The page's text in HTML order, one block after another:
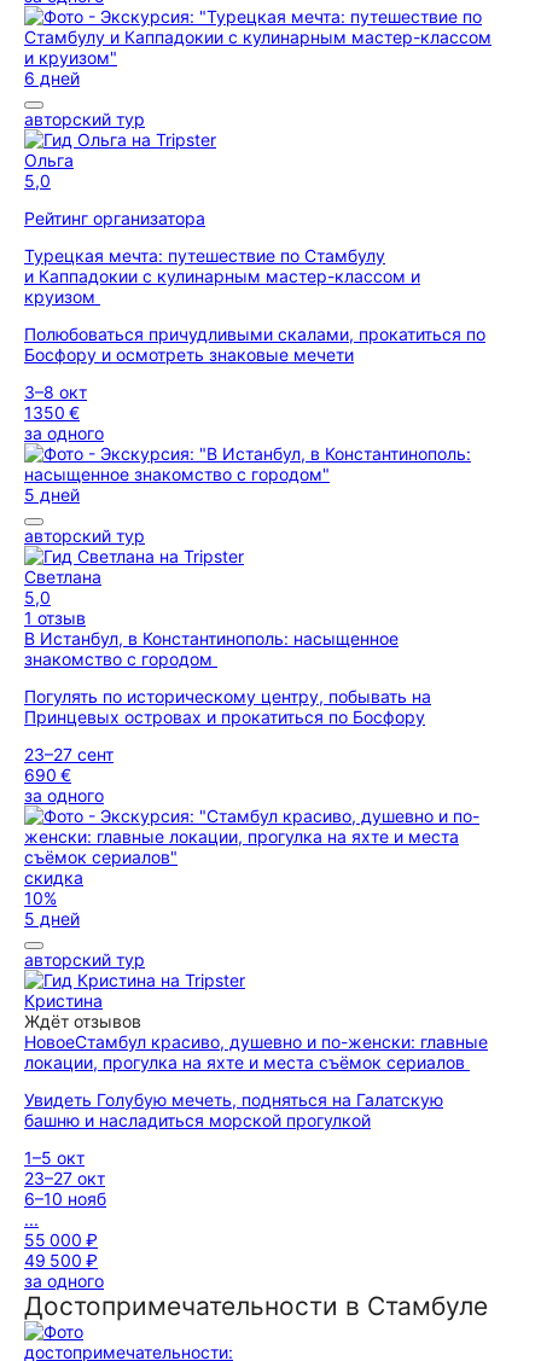
6 дней
авторский тур
Ольга
5,0
Рейтинг организатора
Турецкая мечта: путешествие по Стамбулу
и Каппадокии с кулинарным мастер-классом и
круизом
Полюбоваться причудливыми скалами, прокатиться по
Босфору и осмотреть знаковые мечети
3–8 окт
1350 €
за одного
5 дней
авторский тур
Светлана
5,0
1 отзыв
В Истанбул, в Константинополь: насыщенное
знакомство с городом
Погулять по историческому центру, побывать на
Принцевых островах и прокатиться по Босфору
23–27 сент
690 €
за одного
скидка
10%
5 дней
авторский тур
Кристина
Ждёт отзывов
НовоеСтамбул красиво, душевно и по-женски: главные
локации, прогулка на яхте и места съёмок сериалов
Увидеть Голубую мечеть, подняться на Галатскую
башню и насладиться морской прогулкой
1–5 окт
23–27 окт
6–10 нояб
...
55 000 ₽
49 500 ₽
за одного
Достопримечательности в Стамбуле